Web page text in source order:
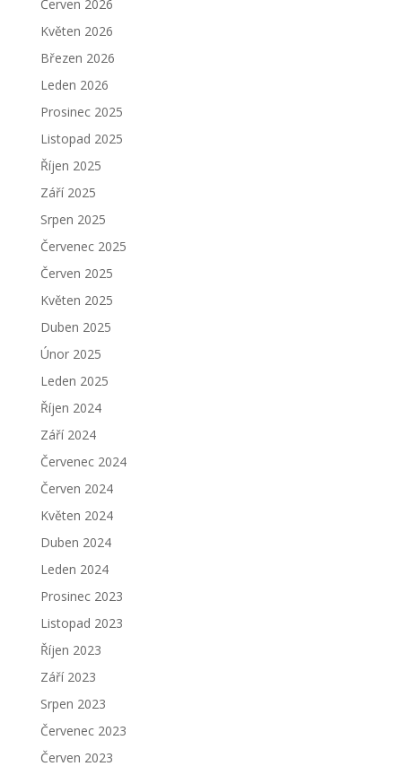
Červen 2026
Květen 2026
Březen 2026
Leden 2026
Prosinec 2025
Listopad 2025
Říjen 2025
Září 2025
Srpen 2025
Červenec 2025
Červen 2025
Květen 2025
Duben 2025
Únor 2025
Leden 2025
Říjen 2024
Září 2024
Červenec 2024
Červen 2024
Květen 2024
Duben 2024
Leden 2024
Prosinec 2023
Listopad 2023
Říjen 2023
Září 2023
Srpen 2023
Červenec 2023
Červen 2023